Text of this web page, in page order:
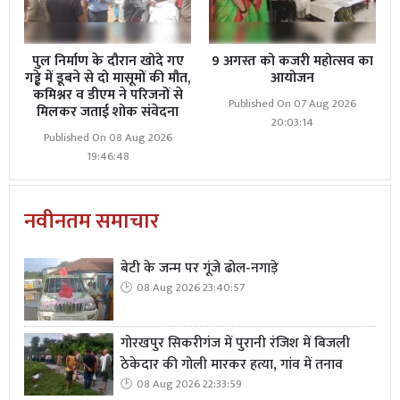
प्राथमिकता देना आवश्यक है।
अपनी ऊर्जा को रिचार्ज करने और समग्र स्वास्थ्य बनाए रखने के
लिए आराम, शौक, व्यायाम और सामाजिक गतिविधियों के लिए
समय निकालें। इष्टतम संज्ञानात्मक कार्य और उत्पादकता सुनिश्चित
करने के लिए प्रत्येक रात पर्याप्त मात्रा में नींद लें। संतुलित आहार लें,
हाइड्रेटेड रहें और अत्यधिक कैफीन या जंक फूड के सेवन से बचें।
बने रहने के लिए गहरी सांस लेने, ध्यान या योग जैसी तनाव-राहत
संतुलन बनाए रखने के महत्व पर जोर देते हुए छात्रों के बीच समग्र
कल्याण और आत्म-देखभाल प्रथाओं को बढ़ावा देता है।
निष्कर्ष: आईआईटी जेईई/एनईईटी की तैयारी के साथ स्कूल या
कॉलेज की पढ़ाई को संतुलित करने के लिए सावधानीपूर्वक योजना,
अनुशासन और लचीलेपन की आवश्यकता होती है। प्रभावी समय
पुल निर्माण के दौरान खोदे गए
गड्ढे में डूबने से दो मासूमों की मौत,
कमिश्नर व डीएम ने परिजनों से
मिलकर जताई शोक संवेदना
Published On 08 Aug 2026
19:46:48
9 अगस्त को कजरी महोत्सव का
आयोजन
Published On 07 Aug 2026
20:03:14
नवीनतम समाचार
बेटी के जन्म पर गूंजे ढोल-नगाड़े
08 Aug 2026 23:40:57
गोरखपुर सिकरीगंज में पुरानी रंजिश में बिजली
ठेकेदार की गोली मारकर हत्या, गांव में तनाव
08 Aug 2026 22:33:59